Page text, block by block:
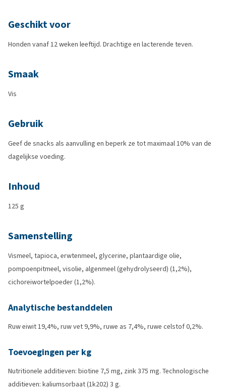
Geschikt voor
Honden vanaf 12 weken leeftijd. Drachtige en lacterende teven.
Smaak
Vis
Gebruik
Geef de snacks als aanvulling en beperk ze tot maximaal 10% van de
dagelijkse voeding.
Inhoud
125 g
Samenstelling
Vismeel, tapioca, erwtenmeel, glycerine, plantaardige olie,
pompoenpitmeel, visolie, algenmeel (gehydrolyseerd) (1,2%),
cichoreiwortelpoeder (1,2%).
Analytische bestanddelen
Ruw eiwit 19,4%, ruw vet 9,9%, ruwe as 7,4%, ruwe celstof 0,2%.
Toevoegingen per kg
Nutritionele additieven: biotine 7,5 mg, zink 375 mg. Technologische
additieven: kaliumsorbaat (1k202) 3 g.